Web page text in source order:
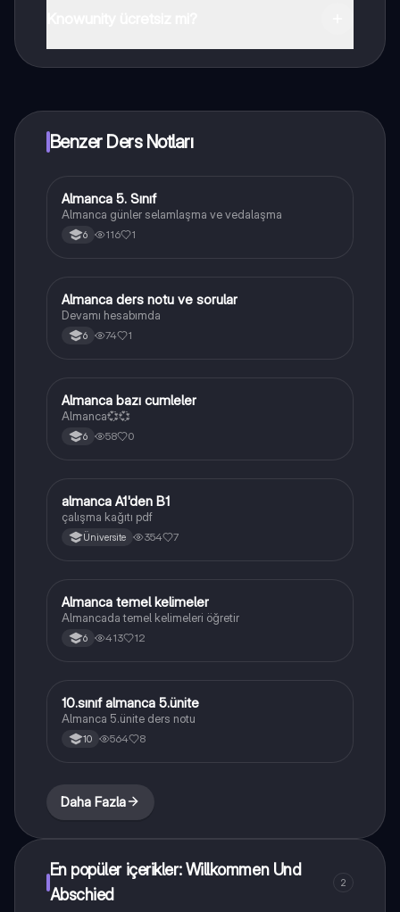
Benzer Ders Notları
Almanca
Almanca 5. Sınıf
Almanca günler selamlaşma ve vedalaşma
6 116 1
Almanca
Almanca ders notu ve sorular
Devamı hesabımda
6 74 1
Almanca
Almanca bazı cumleler
Almanca💞💞
6 58 0
Almanca
almanca A1'den B1
çalışma kağıtı pdf
Üniversite 354 7
Almanca
Almanca temel kelimeler
Almancada temel kelimeleri öğretir
6 413 12
Almanca
10.sınıf almanca 5.ünite
Almanca 5.ünite ders notu
10 564 8
Daha Fazla
En popüler içerikler: Willkommen Und
Abschied
2